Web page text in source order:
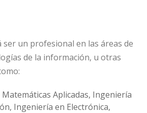
ser un profesional en las áreas de
de la información, u otras
Aplicadas, Ingeniería
Ingeniería en Electrónica,